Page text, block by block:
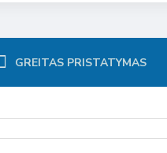
GREITAS PRISTATYMAS